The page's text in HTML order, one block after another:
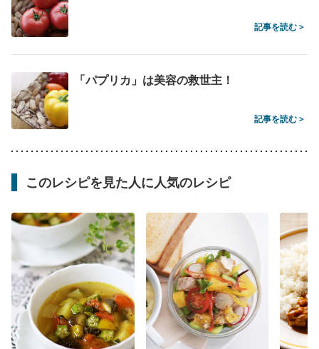
記事を読む >
「パプリカ」は美容の救世主！
記事を読む >
このレシピを見た人に人気のレシピ